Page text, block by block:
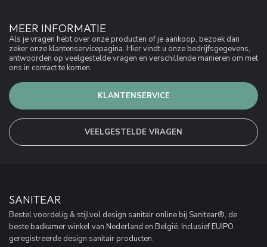
MEER INFORMATIE
Als je vragen hebt over onze producten of je aankoop, bezoek dan
zeker onze klantenservicepagina. Hier vindt u onze bedrijfsgegevens,
antwoorden op veelgestelde vragen en verschillende manieren om met
ons in contact te komen.
KLANTENSERVICE
VEELGESTELDE VRAGEN
SANITEAR
Bestel voordelig & stijlvol design sanitair online bij Sanitear®, de
beste badkamer winkel van Nederland en België. Inclusief EUIPO
geregistreerde design sanitair producten.